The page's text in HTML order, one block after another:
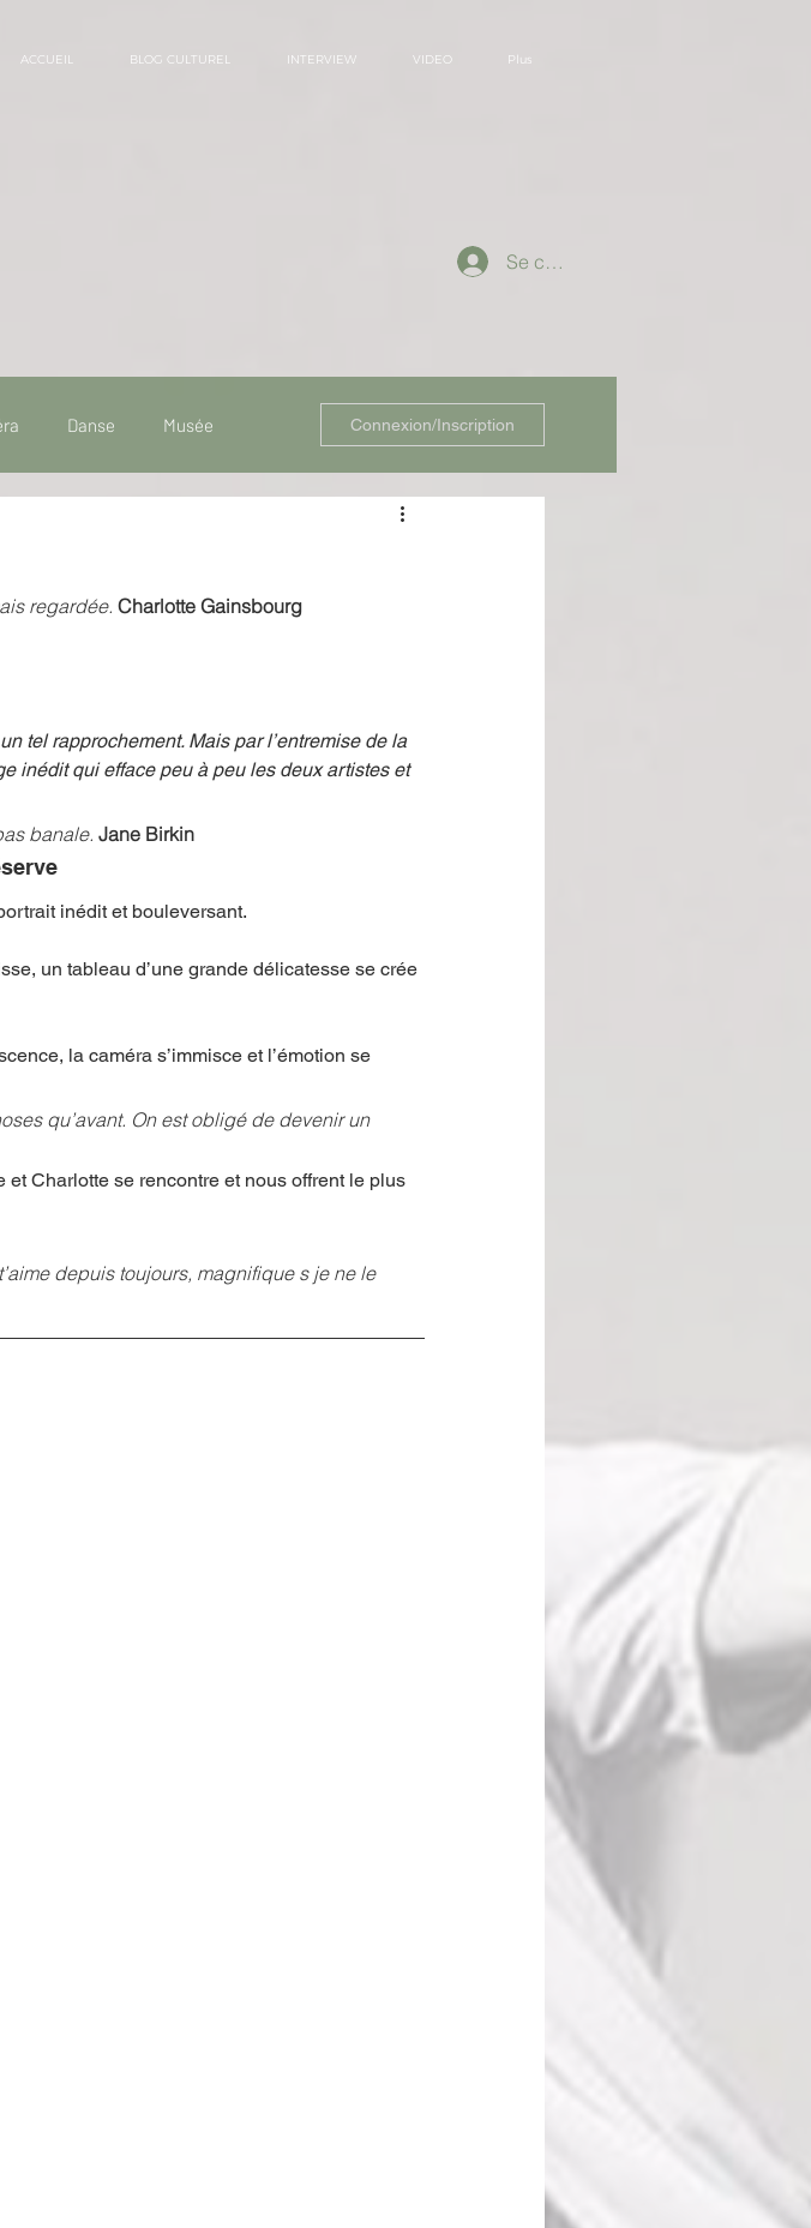
ACCUEIL BLOG CULTUREL INTERVIEW VIDEO Plus
Se connecter
Danse Musée
coeur Instructif
Connexion/Inscription
regardée. Charlotte Gainsbourg
tel rap­pro­che­ment. Mais par l’entremise de la
inédit qui efface peu à peu les deux artistes et
banale. Jane Birkin
inédit et bouleversant.
un tableau d’une grande délicatesse se crée
la caméra s’immisce et l’émotion se
qu’avant. On est obligé de devenir un
et Charlotte se rencontre et nous offrent le plus
depuis toujours, magnifique s je ne le